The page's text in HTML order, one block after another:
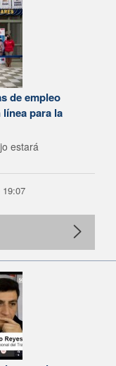
de empleo
para la
estará